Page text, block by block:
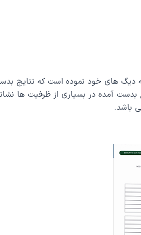
دیگ های خود نموده است که نتایج
آمده در بسیاری از ظرفیت ها